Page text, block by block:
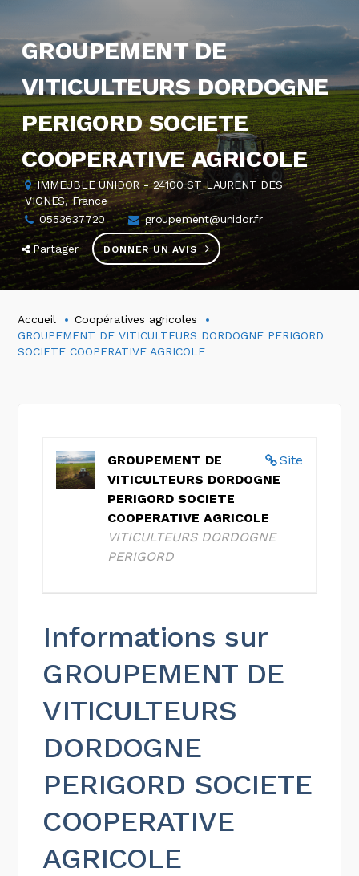
GROUPEMENT DE
VITICULTEURS DORDOGNE
PERIGORD SOCIETE
COOPERATIVE AGRICOLE
IMMEUBLE UNIDOR - 24100 ST LAURENT DES
VIGNES, France
0553637720
groupement@unidor.fr
Partager DONNER UN AVIS
Accueil
Coopératives agricoles
GROUPEMENT DE VITICULTEURS DORDOGNE PERIGORD
SOCIETE COOPERATIVE AGRICOLE
Site
GROUPEMENT DE
VITICULTEURS DORDOGNE
PERIGORD SOCIETE
COOPERATIVE AGRICOLE
VITICULTEURS DORDOGNE
PERIGORD
Informations sur
GROUPEMENT DE
VITICULTEURS
DORDOGNE
PERIGORD SOCIETE
COOPERATIVE
AGRICOLE